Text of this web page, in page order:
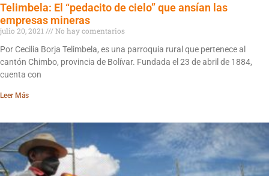
Telimbela: El “pedacito de cielo” que ansían las
empresas mineras
julio 20, 2021
No hay comentarios
Por Cecilia Borja Telimbela, es una parroquia rural que pertenece al
cantón Chimbo, provincia de Bolívar. Fundada el 23 de abril de 1884,
cuenta con
Leer Más